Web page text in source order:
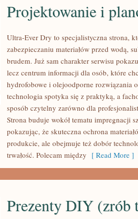
PROJEKTOWANIE
PLANOWANIE
PRAC
Projektowanie i
Ultra-Ever Dry to specjalistyczna strona,
zabezpieczaniu materiałów przed wodą,
brudem. Już sam charakter serwisu
lecz centrum informacji dla osób, które
hydrofobowe i olejoodporne rozwiązania
technologia spotyka się z praktyką, a
sposób czytelny zarówno dla
Strona buduje wokół tematu impregnacji
pokazując, że skuteczna ochrona
produkcie, ale obejmuje też dobór
trwałość. Polecam między [ Read More ]
Prezenty DIY (zrób